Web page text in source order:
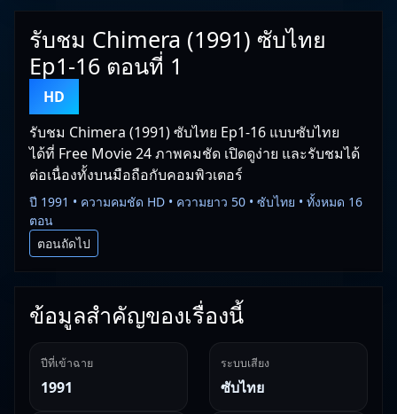
รับชม Chimera (1991) ซับไทย
Ep1-16 ตอนที่ 1
HD
รับชม Chimera (1991) ซับไทย Ep1-16 แบบซับไทย
ได้ที่ Free Movie 24 ภาพคมชัด เปิดดูง่าย และรับชมได้
ต่อเนื่องทั้งบนมือถือกับคอมพิวเตอร์
ปี 1991 • ความคมชัด HD • ความยาว 50 • ซับไทย • ทั้งหมด 16
ตอน
ตอนถัดไป
ข้อมูลสำคัญของเรื่องนี้
ปีที่เข้าฉาย
1991
ระบบเสียง
ซับไทย